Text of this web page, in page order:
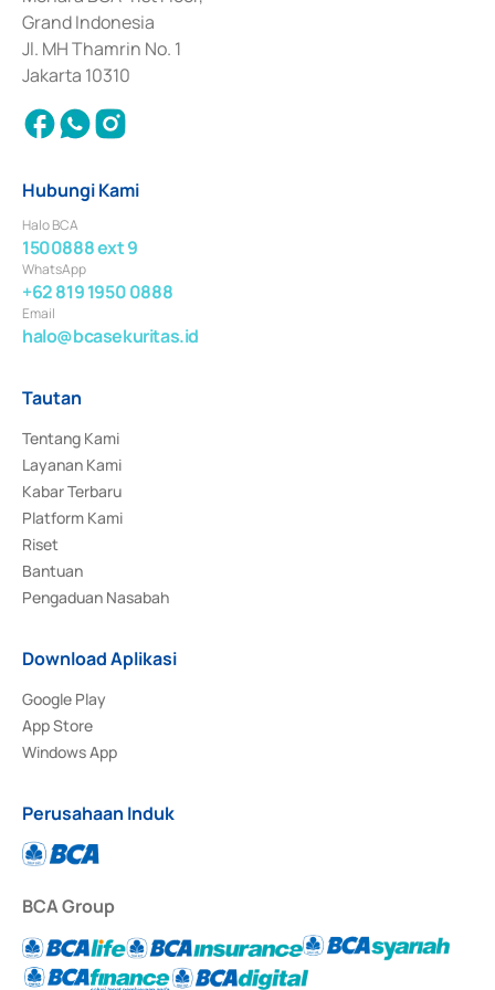
Surat Berharga Komersial yang izinnya diterbitkan pada tahun 2018.
Grand Indonesia
Jl. MH Thamrin No. 1
Jakarta 10310
Hubungi Kami
Halo BCA
1500888 ext 9
WhatsApp
+62 819 1950 0888
Email
halo@bcasekuritas.id
Tautan
Tentang Kami
Layanan Kami
Kabar Terbaru
Platform Kami
Riset
Bantuan
Pengaduan Nasabah
Download Aplikasi
Google Play
App Store
Windows App
Perusahaan Induk
BCA Group